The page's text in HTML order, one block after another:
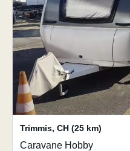
Trimmis, CH (25 km)
Caravane Hobby